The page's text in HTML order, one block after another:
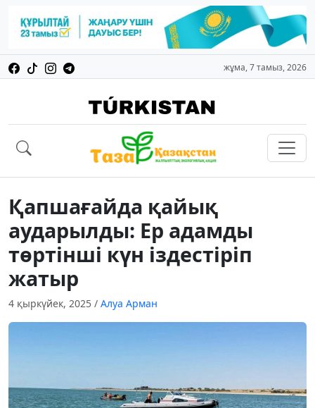
жұма, 7 тамыз, 2026
Қапшағайда қайық
аударылды: Ер адамды
төртінші күн іздестіріп
жатыр
4 қыркүйек, 2025 / Алуа Арман